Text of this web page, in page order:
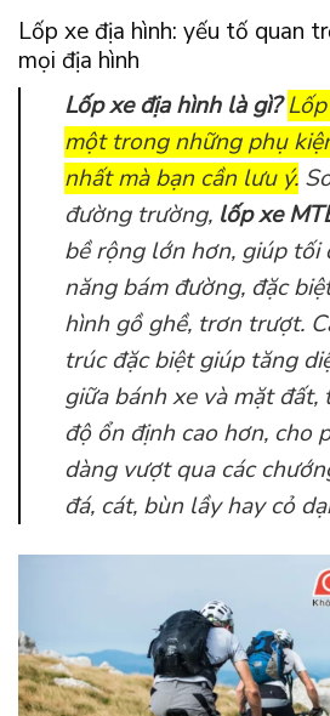
Lốp xe địa hình: yếu tố quan
mọi địa hình
Lốp xe địa hình là gì?
một trong những phụ
nhất mà bạn cần lưu ý.
đường trường, lốp xe
bề rộng lớn hơn, giúp tối
năng bám đường, đặc
hình gồ ghề, trơn trượt.
trúc đặc biệt giúp tăng
giữa bánh xe và mặt đất,
độ ổn định cao hơn, cho
dàng vượt qua các
đá, cát, bùn lầy hay cỏ